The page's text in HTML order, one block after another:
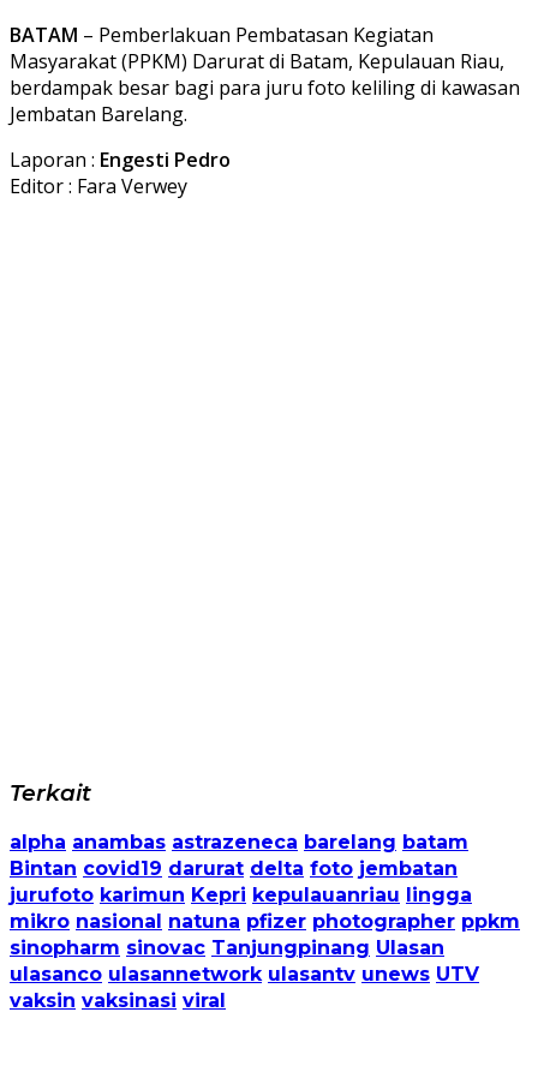
BATAM – Pemberlakuan Pembatasan Kegiatan
Masyarakat (PPKM) Darurat di Batam, Kepulauan Riau,
berdampak besar bagi para juru foto keliling di kawasan
Jembatan Barelang.
Laporan : Engesti Pedro
Editor : Fara Verwey
Terkait
alpha anambas astrazeneca barelang batam
Bintan covid19 darurat delta foto jembatan
jurufoto karimun Kepri kepulauanriau
lingga
mikro nasional natuna pfizer photographer ppkm
sinopharm sinovac Tanjungpinang Ulasan
ulasanco ulasannetwork ulasantv unews UTV
vaksin vaksinasi viral